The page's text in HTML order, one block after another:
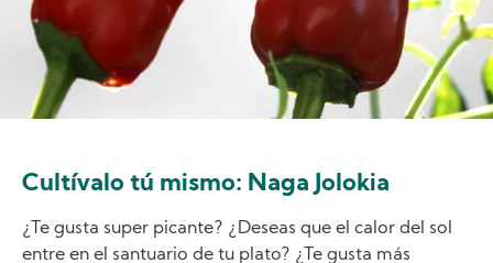
Cultívalo tú mismo: Naga Jolokia
¿Te gusta super picante? ¿Deseas que el calor del sol
entre en el santuario de tu plato? ¿Te gusta más